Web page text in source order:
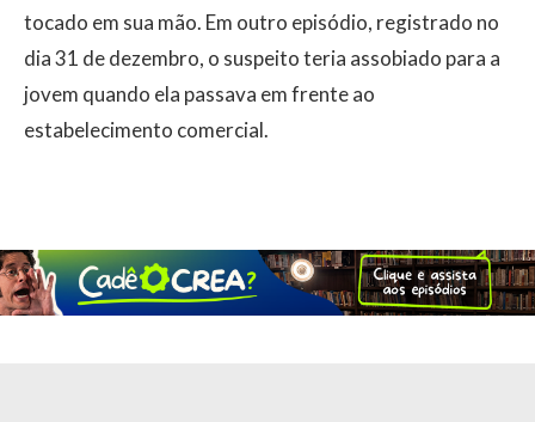
tocado em sua mão. Em outro episódio, registrado no
dia 31 de dezembro, o suspeito teria assobiado para a
jovem quando ela passava em frente ao
estabelecimento comercial.